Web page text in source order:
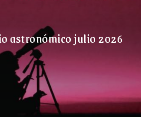
astronómico julio 2026